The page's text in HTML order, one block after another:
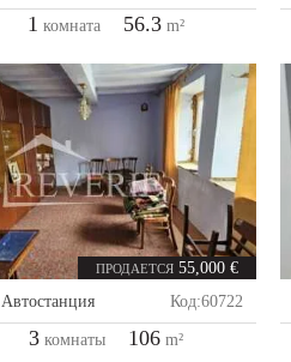
1 комната 56.3 m²
ПРОДАЕТСЯ 55,000 €
Автостанция Код:60722
3 комнаты 106 m²